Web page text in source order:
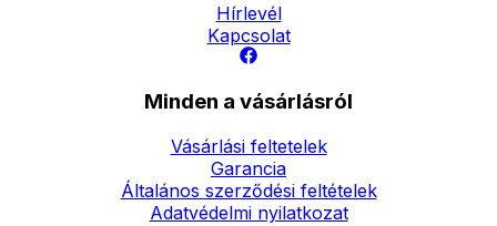
Hírlevél
Kapcsolat
Minden a vásárlásról
Vásárlási feltetelek
Garancia
Általános szerződési feltételek
Adatvédelmi nyilatkozat